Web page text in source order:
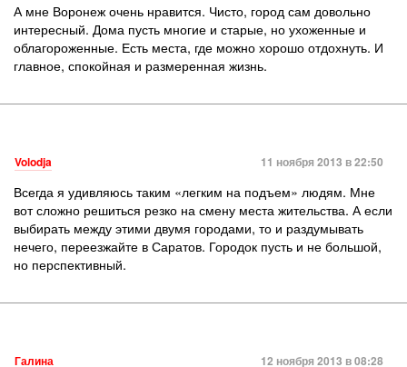
А мне Воронеж очень нравится. Чисто, город сам довольно
интересный. Дома пусть многие и старые, но ухоженные и
облагороженные. Есть места, где можно хорошо отдохнуть. И
главное, спокойная и размеренная жизнь.
Volodja 11 ноября 2013 в 22:50
Всегда я удивляюсь таким «легким на подъем» людям. Мне
вот сложно решиться резко на смену места жительства. А если
выбирать между этими двумя городами, то и раздумывать
нечего, переезжайте в Саратов. Городок пусть и не большой,
но перспективный.
Галина 12 ноября 2013 в 08:28